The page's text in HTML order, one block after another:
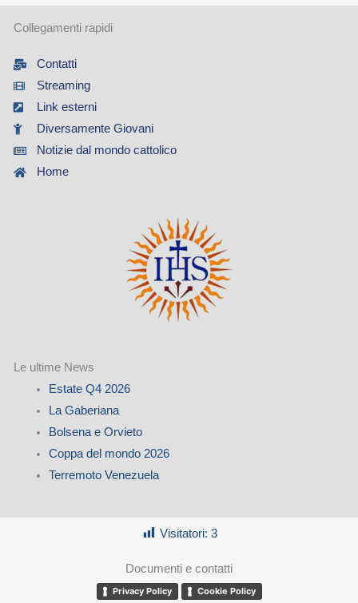
Collegamenti rapidi
Contatti
Streaming
Link esterni
Diversamente Giovani
Notizie dal mondo cattolico
Home
Le ultime News
Estate Q4 2026
La Gaberiana
Bolsena e Orvieto
Coppa del mondo 2026
Terremoto Venezuela
Visitatori: 3
Documenti e contatti
Privacy Policy Cookie Policy